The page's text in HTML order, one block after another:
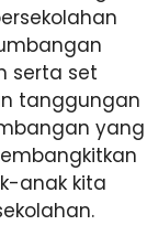
serta set
tanggungan
yang
anak kita